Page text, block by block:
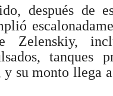
después de
Zelenskiy,
tanques
y su monto llega